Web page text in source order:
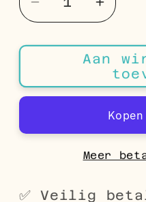
Aantal
verlagen
voor
Zilveren
Bloem
met
Emaille
Kleuren
Aantal
voor
925
Bloem
met
Aan
Meer
✅ Veilig